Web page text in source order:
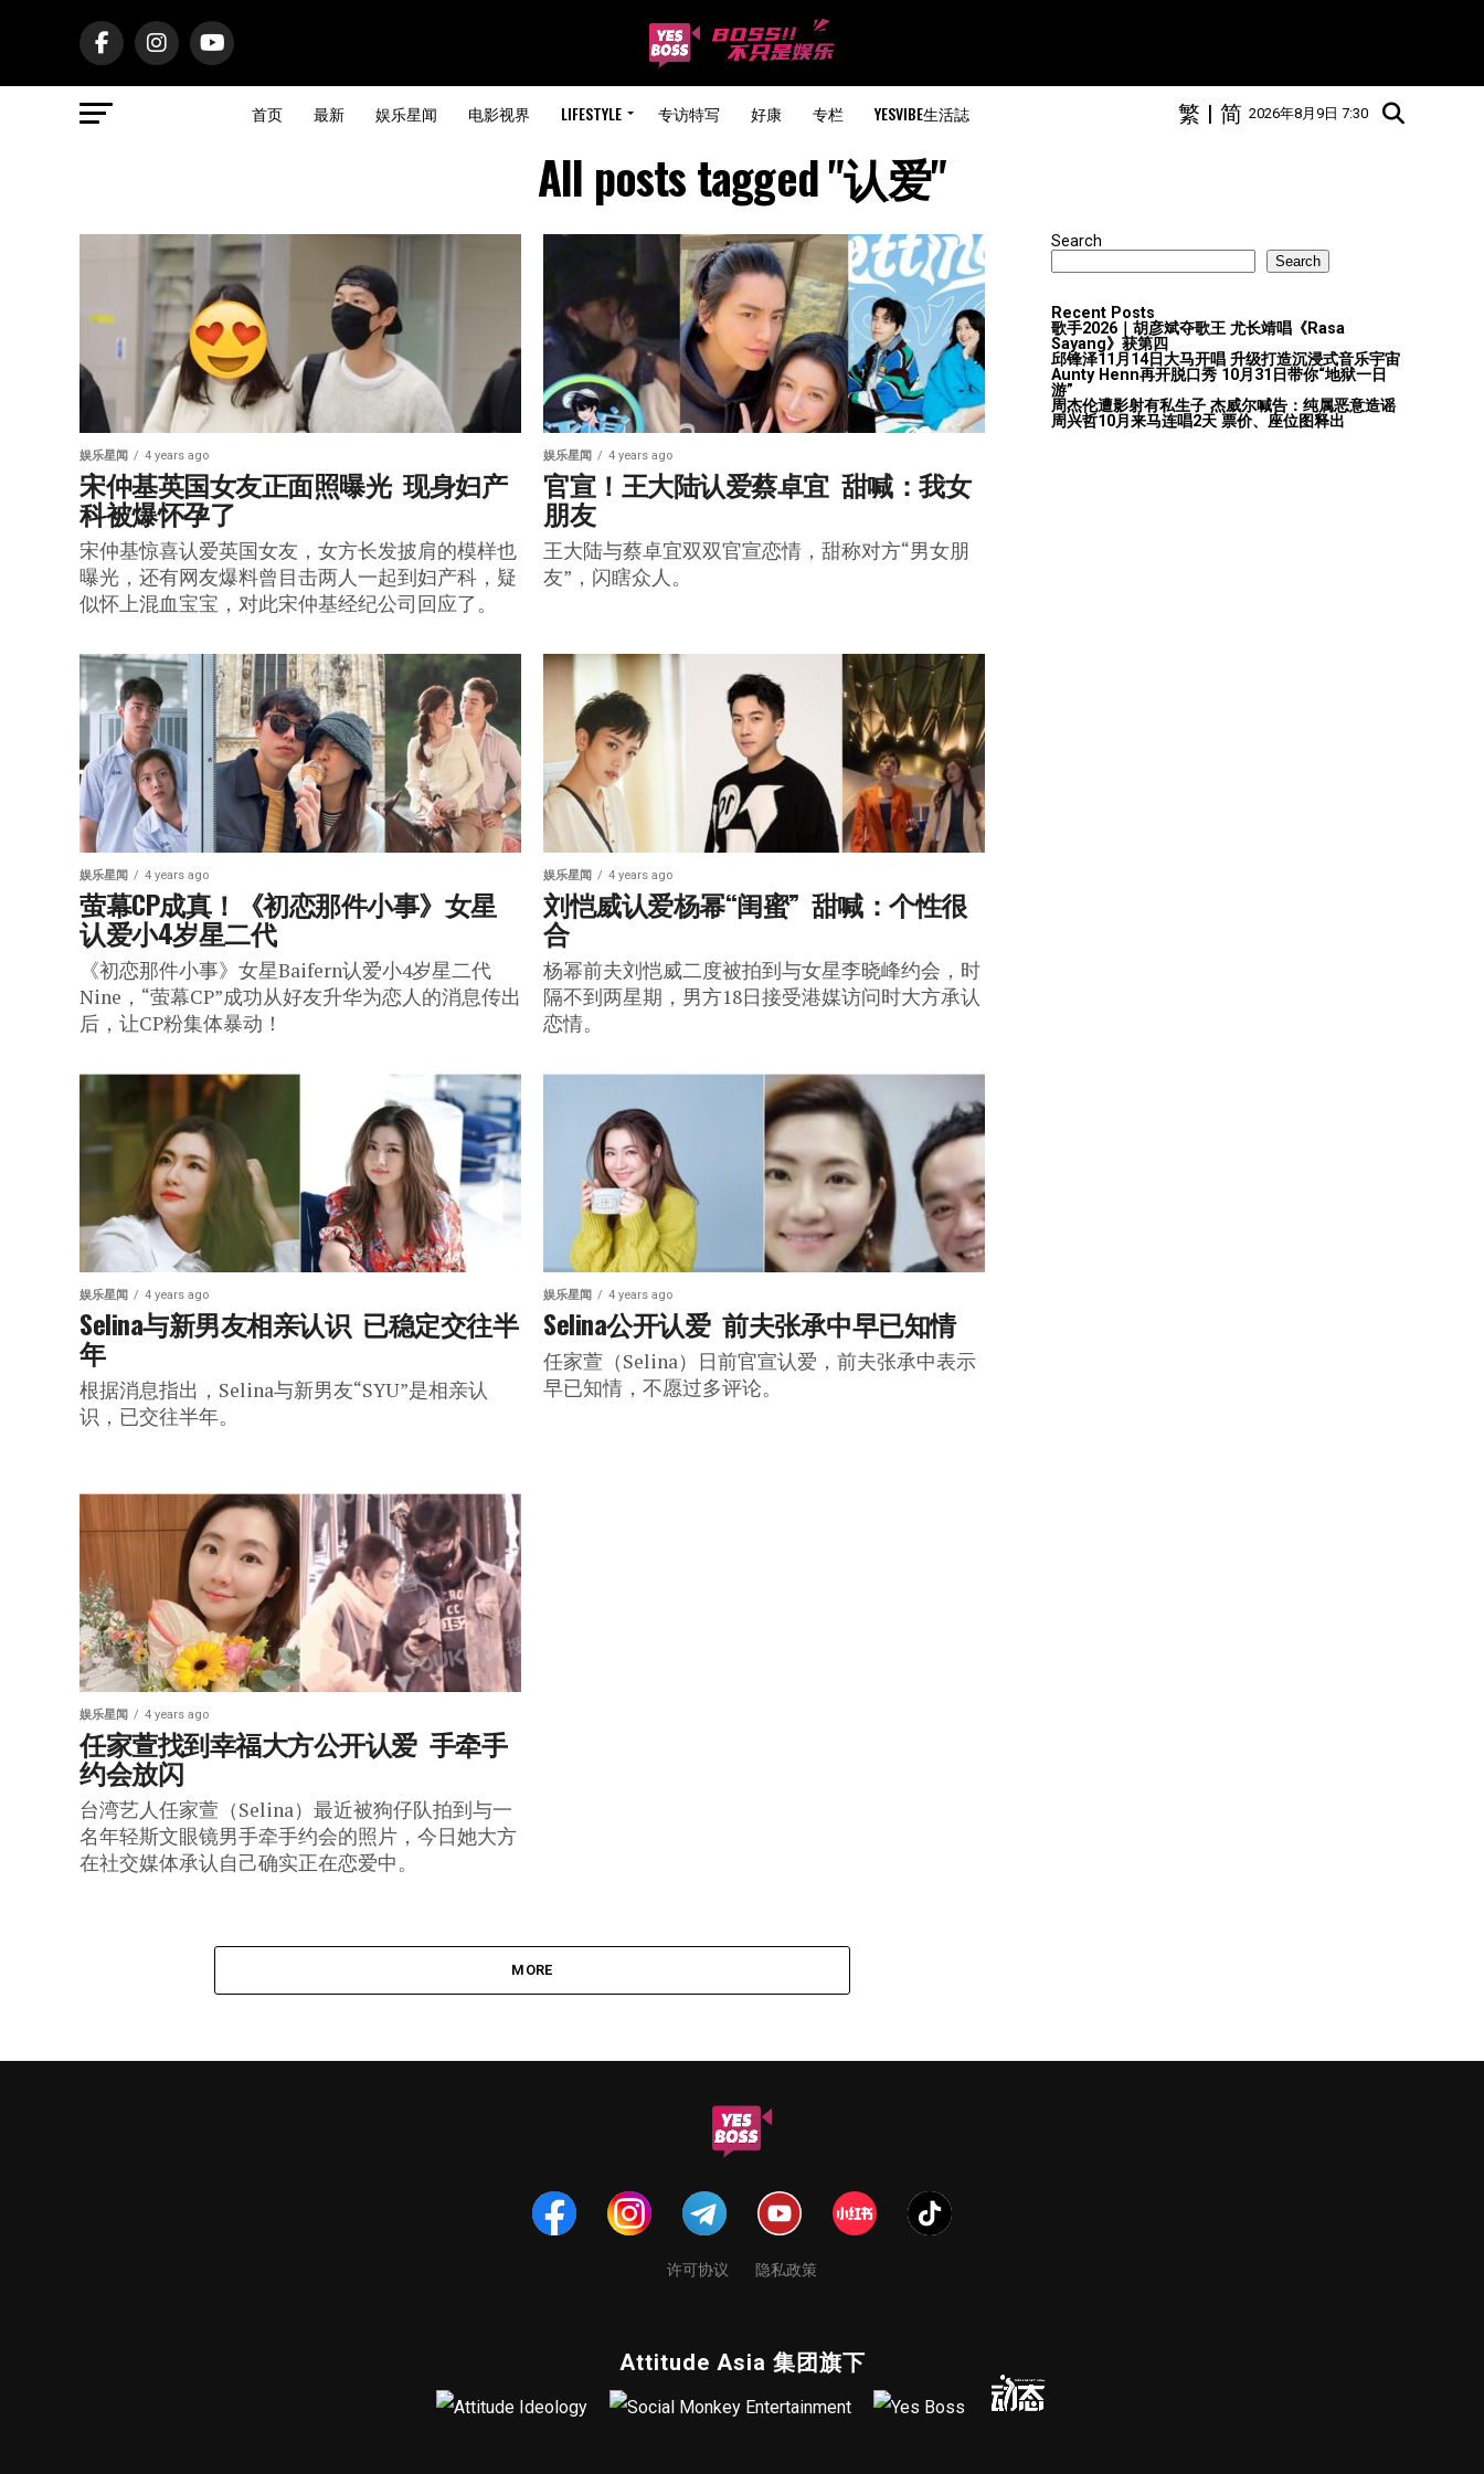
首页 最新 娱乐星闻 电影视界 LIFESTYLE 专访特写 好康 专栏 YESVIBE生活誌 2026年8月9日 7:30
简
|
繁
All posts tagged "认爱"
娱乐星闻 4 years ago
宋仲基英国女友正面照曝光  现身妇产
科被爆怀孕了
宋仲基惊喜认爱英国女友，女方长发披肩的模样也
曝光，还有网友爆料曾目击两人一起到妇产科，疑
似怀上混血宝宝，对此宋仲基经纪公司回应了。
娱乐星闻 4 years ago
官宣！王大陆认爱蔡卓宜  甜喊：我女
朋友
王大陆与蔡卓宜双双官宣恋情，甜称对方“男女朋
友”，闪瞎众人。
娱乐星闻 4 years ago
萤幕CP成真！《初恋那件小事》女星
认爱小4岁星二代
《初恋那件小事》女星Baifern认爱小4岁星二代
Nine，“萤幕CP”成功从好友升华为恋人的消息传出
后，让CP粉集体暴动！
娱乐星闻 4 years ago
刘恺威认爱杨幂“闺蜜”  甜喊：个性很
合
杨幂前夫刘恺威二度被拍到与女星李晓峰约会，时
隔不到两星期，男方18日接受港媒访问时大方承认
恋情。
娱乐星闻 4 years ago
Selina与新男友相亲认识  已稳定交往半
年
根据消息指出，Selina与新男友“SYU”是相亲认
识，已交往半年。
娱乐星闻 4 years ago
Selina公开认爱  前夫张承中早已知情
任家萱（Selina）日前官宣认爱，前夫张承中表示
早已知情，不愿过多评论。
娱乐星闻 4 years ago
任家萱找到幸福大方公开认爱  手牵手
约会放闪
台湾艺人任家萱（Selina）最近被狗仔队拍到与一
名年轻斯文眼镜男手牵手约会的照片，今日她大方
在社交媒体承认自己确实正在恋爱中。
MORE
Search
Search
Recent Posts
歌手2026｜胡彦斌夺歌王 尤长靖唱《Rasa
Sayang》获第四
邱锋泽11月14日大马开唱 升级打造沉浸式音乐宇宙
Aunty Henn再开脱口秀 10月31日带你“地狱一日
游”
周杰伦遭影射有私生子 杰威尔喊告：纯属恶意造谣
周兴哲10月来马连唱2天 票价、座位图释出
许可协议 隐私政策
Attitude Asia 集团旗下